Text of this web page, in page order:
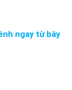
ngay từ bây